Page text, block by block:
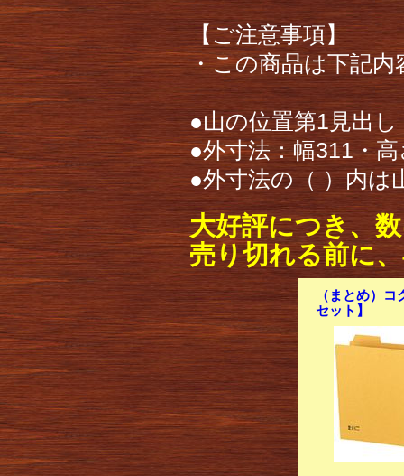
【ご注意事項】
・この商品は下記
●山の位置第1見出し
●外寸法：幅311・
●外寸法の（ ）内は
大好評につき、
売り切れる前に
（まとめ）
セット】